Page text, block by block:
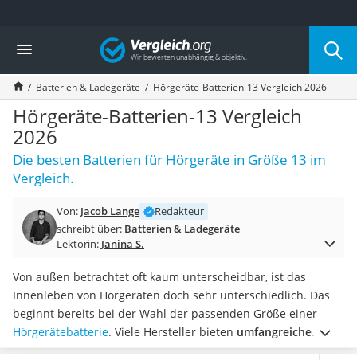
Die beliebtesten Vergleiche nach Kategorie
Elektronik
Powerstation
Monitor 32 Zoll 4K
Fernseher
Drucker
Desktop-PC
Monitor
Diascanner
Laser-Multifunktionsdrucker
Powerline-Adapter
Powerstation mit Solarpanel
Soundbar
17-Zoll-Laptop
Satellitenschüssel
Gaming-Headset
Schnurloses Telefon
Vergleich
Batterien & Ladegeräte Hörgeräte-Batterien-13 Vergleich 2026
Hörgeräte-Batterien-13 Vergleich
2026
Die besten Batterien für Hörgeräte in Größe 13 im
Vergleich.
Von: Jacob Lange
Redakteur
schreibt über: Batterien & Ladegeräte
Lektorin: Janina S.
Von außen betrachtet oft kaum unterscheidbar, ist das
Innenleben von Hörgeräten doch sehr unterschiedlich. Das
beginnt bereits bei der Wahl der passenden Größe einer
Hörgerätebatterie. Viele Hersteller bieten umfangreiche
Vorratspackungenan und diverse Tests berichten von einer